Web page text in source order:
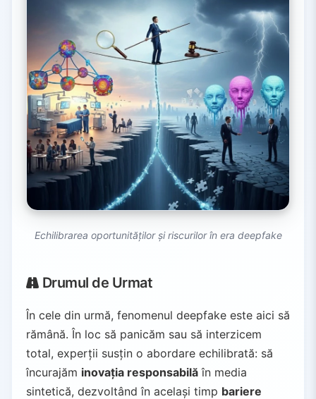
Echilibrarea oportunităților și riscurilor în era deepfake
Drumul de Urmat
În cele din urmă, fenomenul deepfake este aici să
rămână. În loc să panicăm sau să interzicem
total, experții susțin o abordare echilibrată: să
încurajăm inovația responsabilă în media
sintetică, dezvoltând în același timp bariere